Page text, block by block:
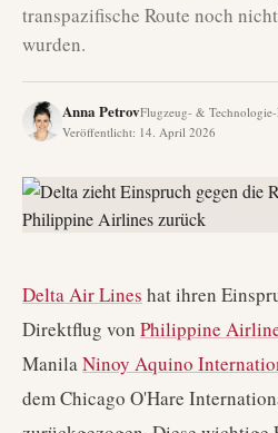
transpazifische Route noch
wurden.
Anna PetrovFlugzeug- &
Veröffentlicht: 14. April 2026
Delta Air Lines hat ihren
Direktflug von Philippine
ManilaNinoy Aquino
dem Chicago O'Hare